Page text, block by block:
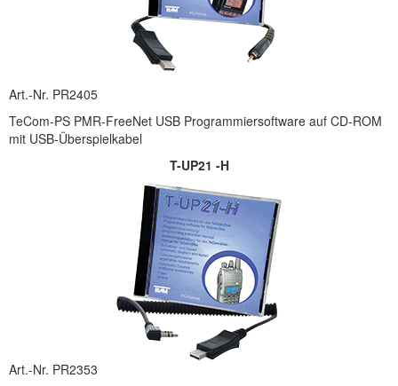
Art.-Nr. PR2405
TeCom-PS PMR-FreeNet USB Programmiersoftware auf CD-ROM
mit USB-Überspielkabel
T-UP21 -H
Art.-Nr. PR2353